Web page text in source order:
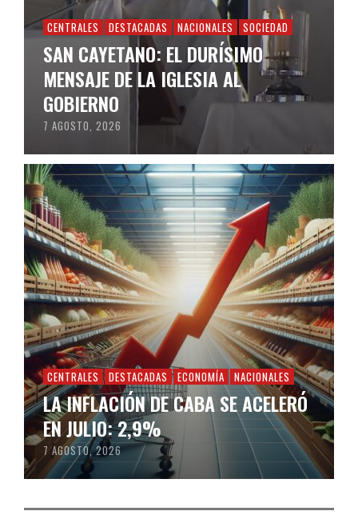
CENTRALES DESTACADAS NACIONALES SOCIEDAD
SAN CAYETANO: EL DURÍSIMO
MENSAJE DE LA IGLESIA AL
GOBIERNO
7 AGOSTO, 2026
CENTRALES DESTACADAS ECONOMÍA NACIONALES
LA INFLACIÓN DE CABA SE ACELERÓ
EN JULIO: 2,9%
7 AGOSTO, 2026